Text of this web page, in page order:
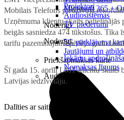
Microsoft 365 +
Noderīgi
5G pārklājuma
Jautājumi un
Priekšapmaksas karte
Projektori
Audiosistēmas
TV piederumi
Noderīgi
Iekārtu
Nomaksas līgums
Audio
Mobilais Telefons piedzīvoja
Uzņēmuma klientu skaits palielinājās
beigās sasniedza 474 tūkstošus. Tika
tarifu pazeminājums pēdējo gadu
Šī gada 15. aprīlī LMT klientu skaits
Latvijas iedzīvotāju.
Dalīties ar saiti